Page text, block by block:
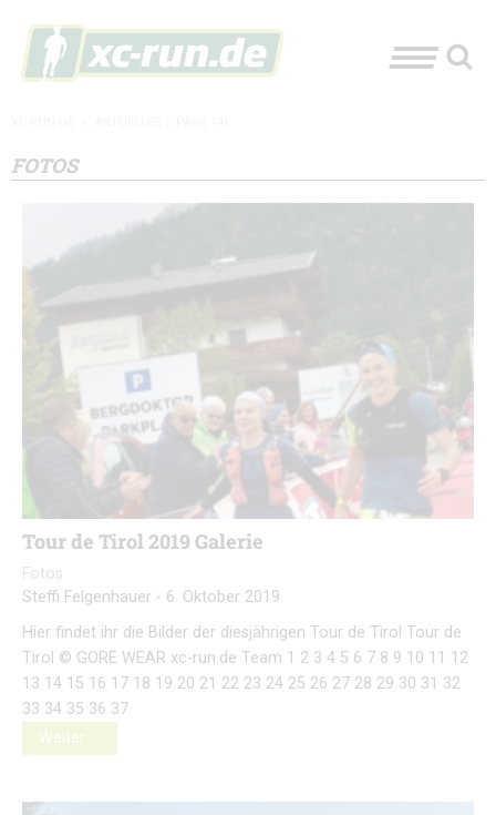
FOTOS
Tour de Tirol 2019 Galerie
Fotos
Steffi Felgenhauer - 6. Oktober 2019
Hier findet ihr die Bilder der diesjährigen Tour de Tirol Tour de
Tirol © GORE WEAR xc-run.de Team 1 2 3 4 5 6 7 8 9 10 11 12
13 14 15 16 17 18 19 20 21 22 23 24 25 26 27 28 29 30 31 32
33 34 35 36 37
Weiter …